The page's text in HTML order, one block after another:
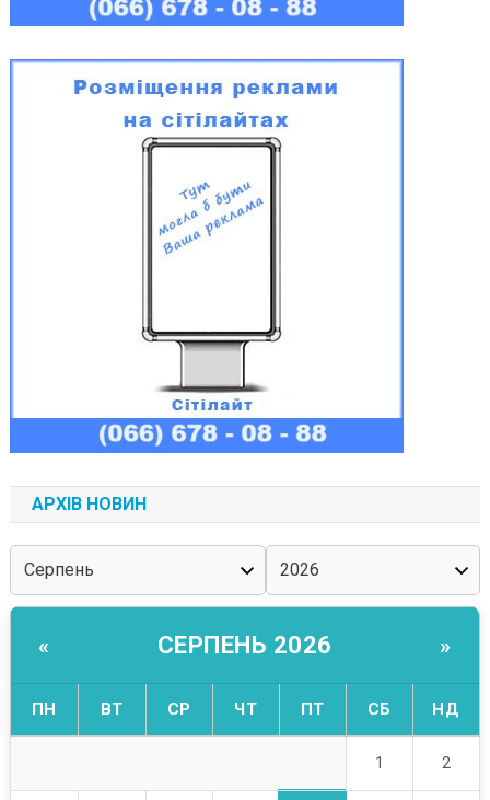
АРХІВ НОВИН
« СЕРПЕНЬ 2026 »
ПН ВТ СР ЧТ ПТ СБ НД
1 2